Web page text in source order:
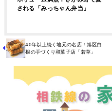
される「みっちゃん弁当」
40年以上続く地元の名店！旭区白
根の手づくり和菓子店「若草」